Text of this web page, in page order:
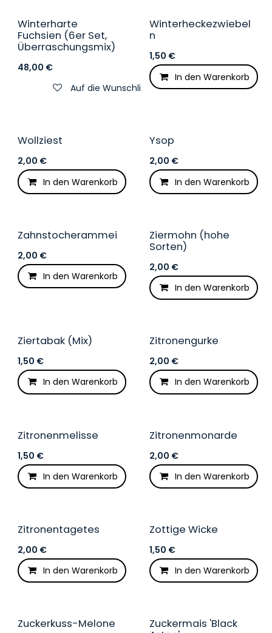
Winterharte
Fuchsien (6er Set,
Überraschungsmix)
48,00 €
Auf die Wunschliste
Winterhart
Winterheckezwiebel
n
1,50 €
In den Warenkorb
Winterhart
Wollziest
2,00 €
In den Warenkorb
Auf die Wunschliste
Winterhart
Ysop
2,00 €
In den Warenkorb
Zahnstocherammei
2,00 €
In den Warenkorb
Auf die Wunschliste
Ziermohn (hohe
Sorten)
2,00 €
In den Warenkorb
Ziertabak (Mix)
1,50 €
In den Warenkorb
Auf die Wunschliste
Zitronengurke
2,00 €
In den Warenkorb
Winterhart
Zitronenmelisse
1,50 €
In den Warenkorb
Auf die Wunschliste
Zitronenmonarde
2,00 €
In den Warenkorb
Zitronentagetes
2,00 €
In den Warenkorb
Auf die Wunschliste
Winterhart
Zottige Wicke
1,50 €
In den Warenkorb
Zuckerkuss-Melone
Zuckermais 'Black